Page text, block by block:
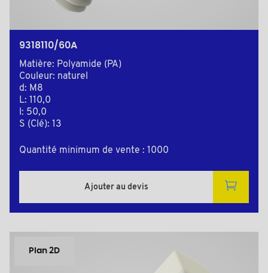
9318110/60A
Matière: Polyamide (PA)
Couleur: naturel
d: M8
L: 110,0
l: 50,0
S (Clé): 13
Quantité minimum de vente : 1000
Ajouter au devis
Plan 2D